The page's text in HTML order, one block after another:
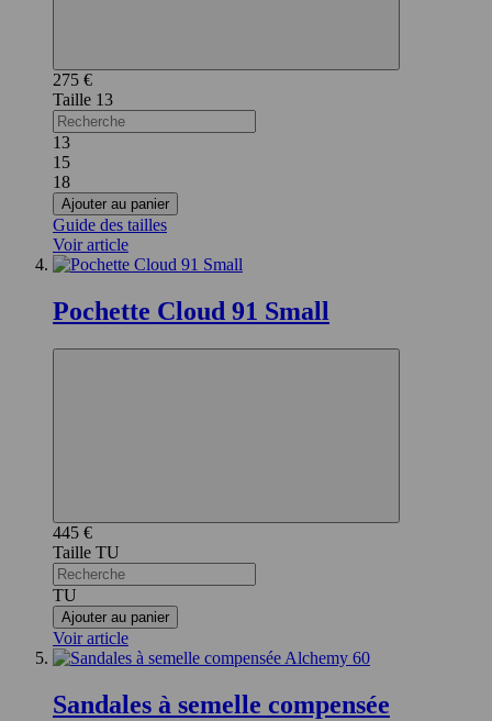
275 €
13
13
15
18
Ajouter au panier
Guide des tailles
Voir article
Pochette Cloud 91 Small
445 €
TU
TU
Ajouter au panier
Voir article
Sandales à semelle compensée